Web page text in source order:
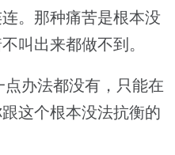
。那种痛苦是根本没
叫出来都做不到。
办法都没有，只能在
这个根本没法抗衡的